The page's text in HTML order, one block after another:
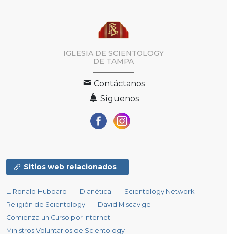
IGLESIA DE SCIENTOLOGY
DE TAMPA
Contáctanos
Síguenos
Sitios web relacionados
L. Ronald Hubbard Dianética
Scientology Network
Religión de Scientology
David Miscavige
Comienza un Curso por Internet
Ministros Voluntarios de Scientology